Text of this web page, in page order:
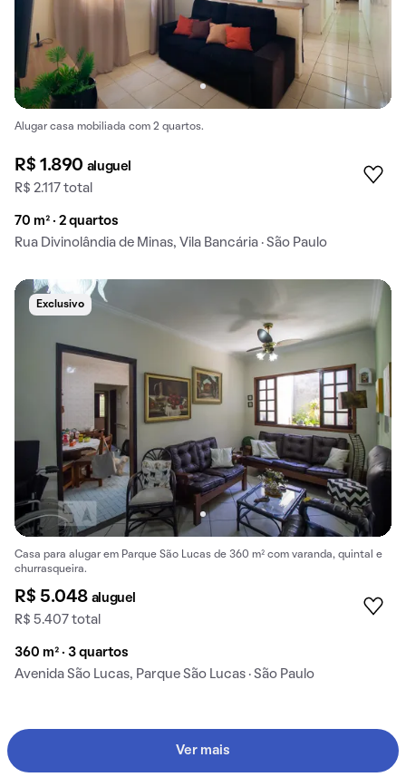
Alugar casa mobiliada com 2 quartos.
R$ 1.890 aluguel
R$ 2.117 total
70 m² · 2 quartos
Rua Divinolândia de Minas, Vila Bancária · São Paulo
Exclusivo
Casa para alugar em Parque São Lucas de 360 m² com varanda, quintal e
churrasqueira.
R$ 5.048 aluguel
R$ 5.407 total
360 m² · 3 quartos
Avenida São Lucas, Parque São Lucas · São Paulo
Ver mais